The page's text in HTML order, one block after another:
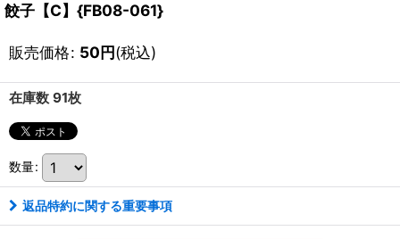
餃子【C】{FB08-061}
販売価格: 50円(税込)
在庫数 91枚
数量:
返品特約に関する重要事項